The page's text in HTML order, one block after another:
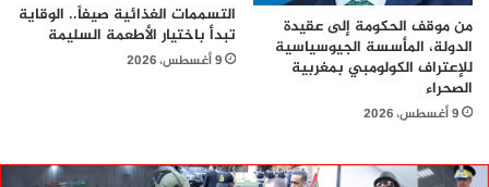
من موقف الحكومة إلى عقيدة
الدولة، المأسسة الجيوسياسية
للإعتراف الكولومبي بمغربية
الصحراء
9 أغسطس، 2026
التسممات الغذائية صيفاً.. الوقاية
تبدأ باختيار الأطعمة السليمة
9 أغسطس، 2026